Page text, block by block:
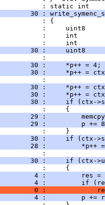
: static int
30 :
: {
:     uint8
:     int
:     int
30 :     uint8
:
30 :     *p++ = 4;
30 :     *p++ =
:
30 :     *p++ =
30 :     *p++ =
30 :     if (ctx-
:     {
29 :
29 :         p +=
:     }
30 :     if (ctx-
28 :         *p++
:
30 :     if (ctx-
:     {
4 :         res =
4 :         if
0 :
4 :         p +=